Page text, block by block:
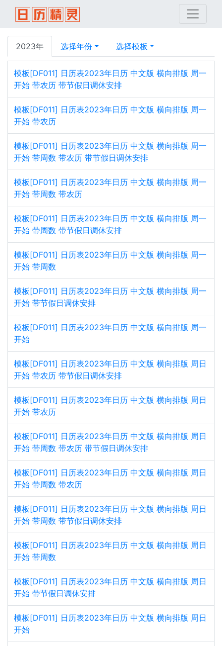
2023年 选择年份 选择模板
模板[DF011] 日历表2023年日历 中文版 横向排版 周一
开始 带农历 带节假日调休安排
模板[DF011] 日历表2023年日历 中文版 横向排版 周一
开始 带农历
模板[DF011] 日历表2023年日历 中文版 横向排版 周一
开始 带周数 带农历 带节假日调休安排
模板[DF011] 日历表2023年日历 中文版 横向排版 周一
开始 带周数 带农历
模板[DF011] 日历表2023年日历 中文版 横向排版 周一
开始 带周数 带节假日调休安排
模板[DF011] 日历表2023年日历 中文版 横向排版 周一
开始 带周数
模板[DF011] 日历表2023年日历 中文版 横向排版 周一
开始 带节假日调休安排
模板[DF011] 日历表2023年日历 中文版 横向排版 周一
开始
模板[DF011] 日历表2023年日历 中文版 横向排版 周日
开始 带农历 带节假日调休安排
模板[DF011] 日历表2023年日历 中文版 横向排版 周日
开始 带农历
模板[DF011] 日历表2023年日历 中文版 横向排版 周日
开始 带周数 带农历 带节假日调休安排
模板[DF011] 日历表2023年日历 中文版 横向排版 周日
开始 带周数 带农历
模板[DF011] 日历表2023年日历 中文版 横向排版 周日
开始 带周数 带节假日调休安排
模板[DF011] 日历表2023年日历 中文版 横向排版 周日
开始 带周数
模板[DF011] 日历表2023年日历 中文版 横向排版 周日
开始 带节假日调休安排
模板[DF011] 日历表2023年日历 中文版 横向排版 周日
开始